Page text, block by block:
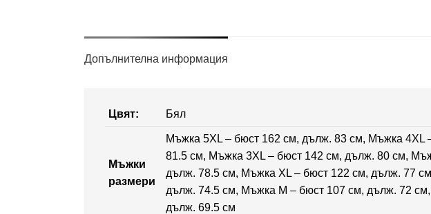
Допълнителна информация
Цвят: Бял
Мъжки
размери
Мъжка 5XL – бюст 162 см, дълж. 83 см, Мъжка 4XL
81.5 см, Мъжка 3XL – бюст 142 см, дълж. 80 см,
дълж. 78.5 см, Мъжка XL – бюст 122 см, дълж. 77
дълж. 74.5 см, Мъжка M – бюст 107 см, дълж. 72
дълж. 69.5 см